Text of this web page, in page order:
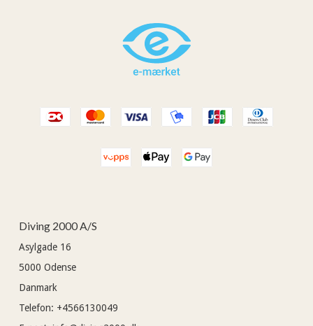
Diving 2000 A/S
Asylgade 16
5000 Odense
Danmark
Telefon: +4566130049